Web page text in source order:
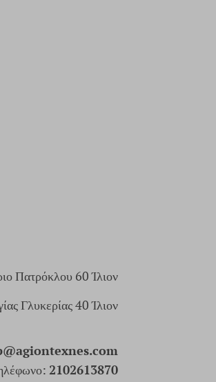
Πατρόκλου 60 Ίλιον
Γλυκερίας 40 Ίλιον
2102613870